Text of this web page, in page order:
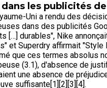
les publicités
Uni a rendu des
dans des publicités
[…] durables", Nike
et Superdry affirmait "Style
que ces termes absolus
(3.1), d'absence de
une absence de
suffisante[1][2][3][4].